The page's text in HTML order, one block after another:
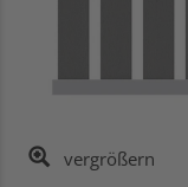
vergrößern